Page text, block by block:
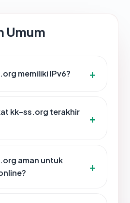
Umum
memiliki IPv6?
kk-ss.org terakhir
aman untuk